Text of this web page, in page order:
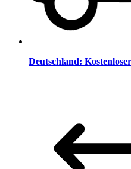
Deutschland: